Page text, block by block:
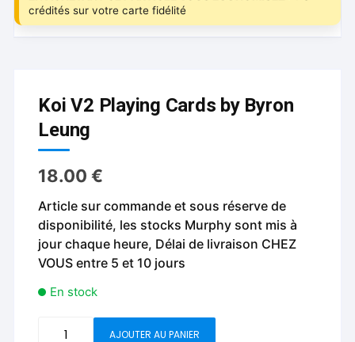
crédités sur votre carte fidélité
Koi V2 Playing Cards by Byron
Leung
18.00€
Article sur commande et sous réserve de
disponibilité, les stocks Murphy sont mis à
jour chaque heure, Délai de livraison CHEZ
VOUS entre 5 et 10 jours
En stock
AJOUTER AU PANIER